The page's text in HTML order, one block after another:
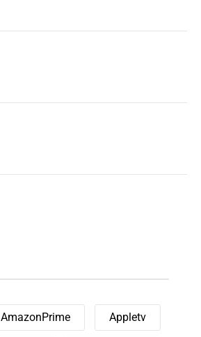
AmazonPrime Appletv